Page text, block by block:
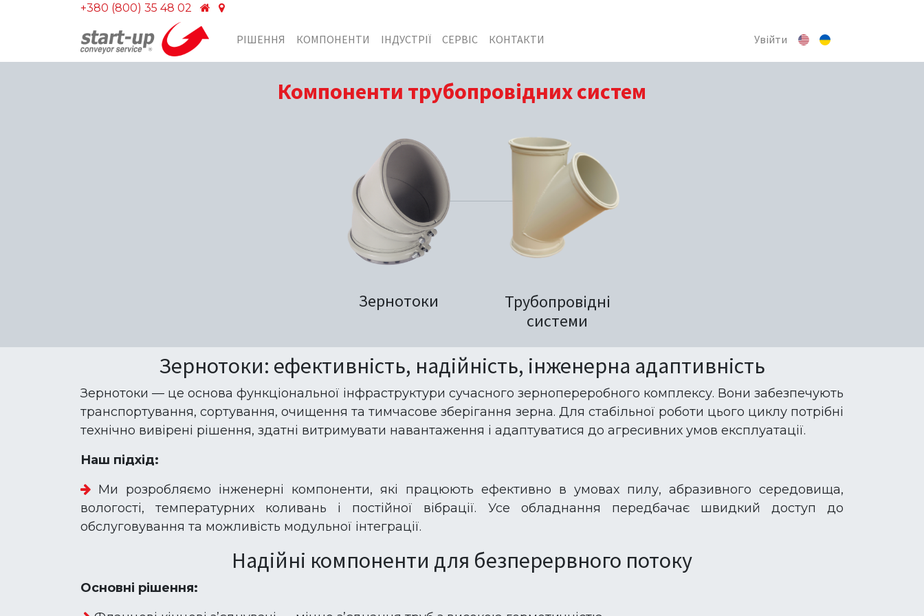
+380 (800) 35 48 02
РІШЕННЯ КОМПОНЕНТИ ІНДУСТРІЇ СЕРВІС КОНТАКТИ Увійти
Компоненти трубопровідних систем
Зернотоки
Трубопровідні
системи
Зернотоки: ефективність, надійність, інженерна адаптивність
Зернотоки — це основа функціональної інфраструктури сучасного зернопереробного комплексу. Вони забезпечують
транспортування, сортування, очищення та тимчасове зберігання зерна. Для стабільної роботи цього циклу потрібні
технічно вивірені рішення, здатні витримувати навантаження і адаптуватися до агресивних умов експлуатації.
Наш підхід:
Ми розробляємо інженерні компоненти, які працюють ефективно в умовах пилу, абразивного середовища,
вологості, температурних коливань і постійної вібрації. Усе обладнання передбачає швидкий доступ до
обслуговування та можливість модульної інтеграції.
Надійні компоненти для безперервного потоку
Основні рішення: